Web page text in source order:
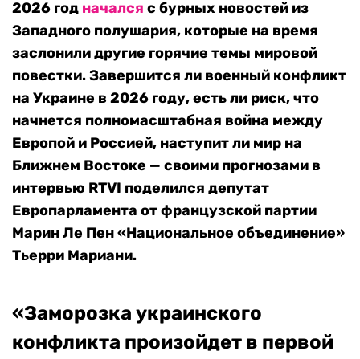
2026 год начался с бурных новостей из
Западного полушария, которые на время
заслонили другие горячие темы мировой
повестки. Завершится ли военный конфликт
на Украине в 2026 году, есть ли риск, что
начнется полномасштабная война между
Европой и Россией, наступит ли мир на
Ближнем Востоке — своими прогнозами в
интервью RTVI поделился депутат
Европарламента от французской партии
Марин Ле Пен «Национальное объединение»
Тьерри Мариани.
«Заморозка украинского
конфликта произойдет в первой